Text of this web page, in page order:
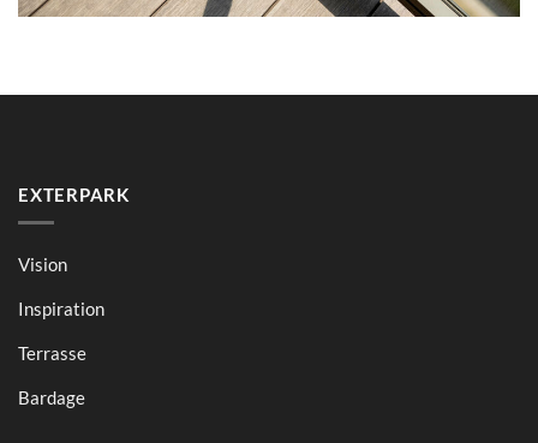
EXTERPARK
Vision
Inspiration
Terrasse
Bardage